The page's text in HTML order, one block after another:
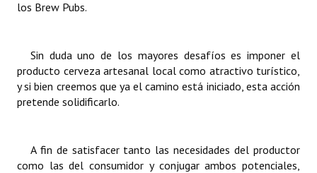
los Brew Pubs.
Sin duda uno de los mayores desafíos es imponer el
producto cerveza artesanal local como atractivo turístico,
y si bien creemos que ya el camino está iniciado, esta acción
pretende solidificarlo.
A fin de satisfacer tanto las necesidades del productor
como las del consumidor y conjugar ambos potenciales,